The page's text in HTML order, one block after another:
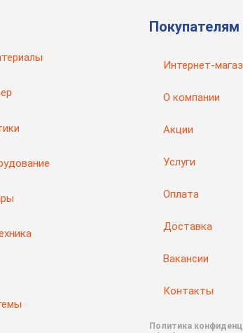
Покупателям
Интернет-
О компании
Акции
Услуги
Оплата
Доставка
Вакансии
Контакты
Политика